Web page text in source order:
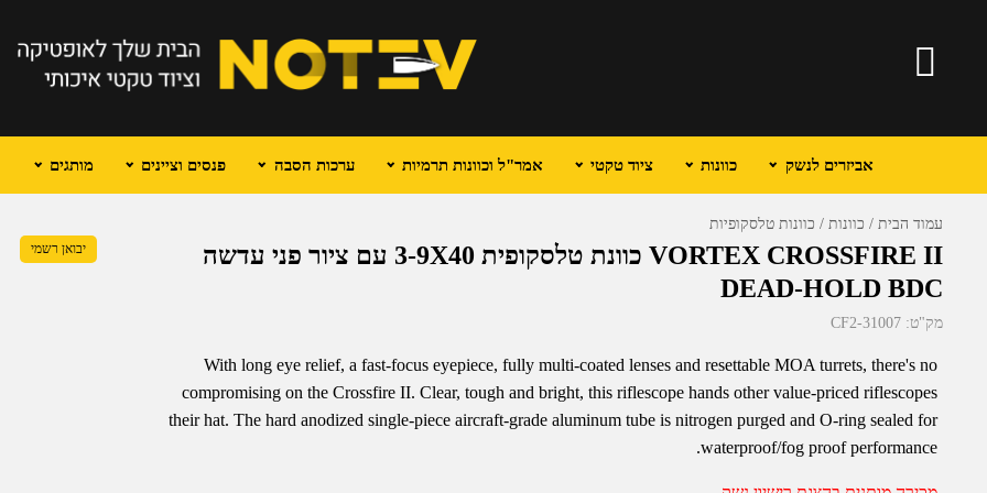
אביזרים לנשק כוונות ציוד טקטי אמר"ל וכוונות תרמיות ערכות הסבה פנסים וציינים מותגים
עמוד הבית כוונות כוונות טלסקופיות
VORTEX CROSSFIRE II כוונת טלסקופית 3-9X40 עם ציור פני עדשה
DEAD-HOLD BDC
מק"ט: CF2-31007
With long eye relief, a fast-focus eyepiece, fully multi-coated lenses and resettable MOA turrets, there's no
compromising on the Crossfire II. Clear, tough and bright, this riflescope hands other value-priced riflescopes
their hat. The hard anodized single-piece aircraft-grade aluminum tube is nitrogen purged and O-ring sealed for
waterproof/fog proof performance.
יבואן רשמי